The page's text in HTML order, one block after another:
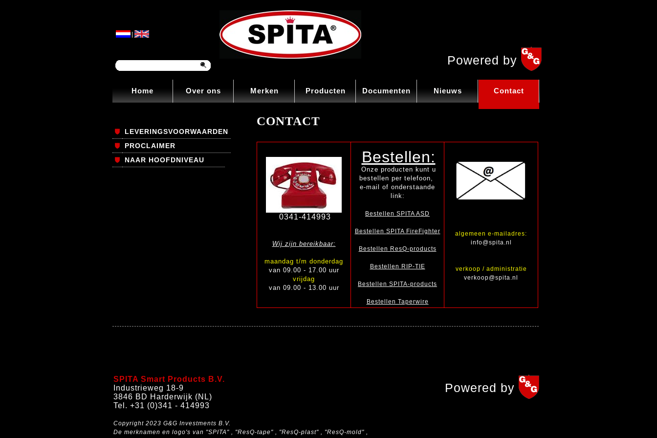
Powered by
Home Over ons Merken Producten Documenten Nieuws Contact
LEVERINGSVOORWAARDEN
PROCLAIMER
NAAR HOOFDNIVEAU
CONTACT
0341-414993
Wij zijn bereikbaar:
maandag t/m donderdag
van 09.00 - 17.00 uur
vrijdag
van 09.00 - 13.00 uur
Bestellen:
Onze producten kunt u
bestellen per telefoon,
e-mail of onderstaande
link:
Bestellen SPITA ASD
Bestellen SPITA FireFighter
Bestellen ResQ-products
Bestellen RIP-TIE
Bestellen SPITA-products
Bestellen Taperwire
algemeen e-mailadres:
info@spita.nl
verkoop / administratie
verkoop@spita.nl
SPITA Smart Products B.V.
Industrieweg 18-9
3846 BD Harderwijk (NL)
Tel. +31 (0)341 - 414993
Copyright 2023 G&G Investments B.V.
De merknamen en logo's van "SPITA" , "ResQ-tape" , "ResQ-plast" , "ResQ-mold" ,
Powered by